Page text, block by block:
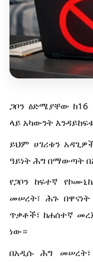
ጋቦን ዕድሜያቸው
ላይ አካውንት
ይህም ሀገሪቱን
ዓይነት ሕግ በማውጣት
የጋቦን ከፍተኛ
መሠረት፣ ሕጉ
ጥቃቶች፣ ከሐሰተኛ
ነው።
በአዲሱ ሕግ